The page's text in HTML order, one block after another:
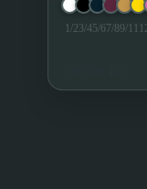
1/23/45/67/89/11